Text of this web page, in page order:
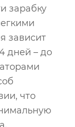
зарабку
зависит
дней – до
что